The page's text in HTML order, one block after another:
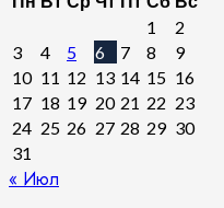
1
2
3
4 5 6 7 8
9
10 11 12 13 14 15 16
17 18 19 20 21 22 23
24 25 26 27 28 29 30
31
« Июл